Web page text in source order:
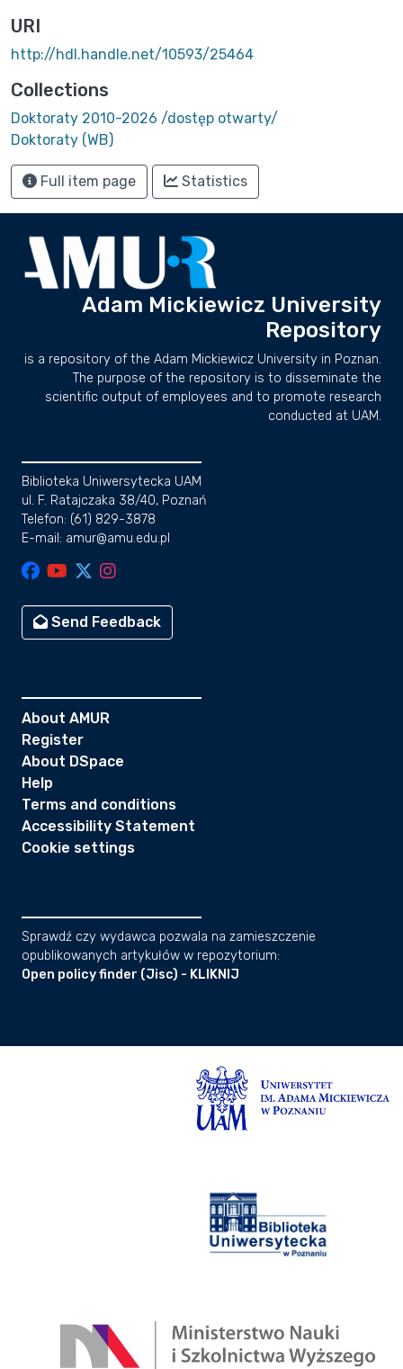
URI
http://hdl.handle.net/10593/25464
Collections
Doktoraty 2010-2026 /dostęp otwarty/
Doktoraty (WB)
Full item page Statistics
Adam Mickiewicz University
Repository
is a repository of the Adam Mickiewicz University in Poznan.
The purpose of the repository is to disseminate the
scientific output of employees and to promote research
conducted at UAM.
Biblioteka Uniwersytecka UAM
ul. F. Ratajczaka 38/40, Poznań
Telefon: (61) 829-3878
E-mail: amur@amu.edu.pl
Send Feedback
About AMUR
Register
About DSpace
Help
Terms and conditions
Accessibility Statement
Cookie settings
Sprawdź czy wydawca pozwala na zamieszczenie
opublikowanych artykułów w repozytorium:
Open policy finder (Jisc) - KLIKNIJ